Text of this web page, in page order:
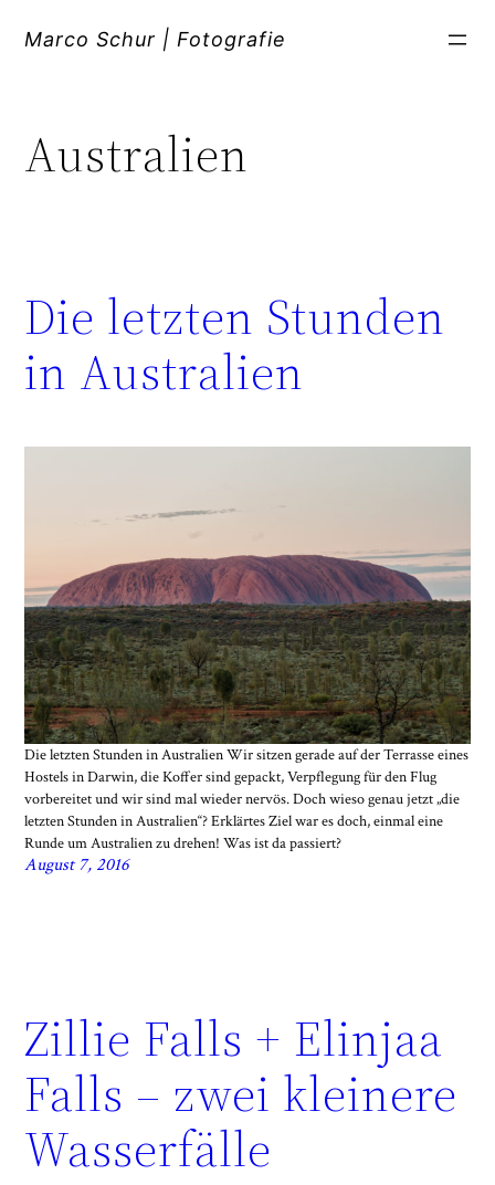
Inhalt
springen
Marco Schur | Fotografie
Australien
Die letzten Stunden
in Australien
Die letzten Stunden in Australien Wir sitzen gerade auf der Terrasse eines
Hostels in Darwin, die Koffer sind gepackt, Verpflegung für den Flug
vorbereitet und wir sind mal wieder nervös. Doch wieso genau jetzt „die
letzten Stunden in Australien“? Erklärtes Ziel war es doch, einmal eine
Runde um Australien zu drehen! Was ist da passiert?
August 7, 2016
Zillie Falls + Elinjaa
Falls – zwei kleinere
Wasserfälle